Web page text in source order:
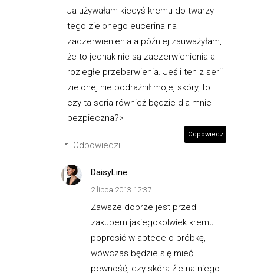
Ja używałam kiedyś kremu do twarzy
tego zielonego eucerina na
zaczerwienienia a później zauważyłam,
że to jednak nie są zaczerwienienia a
rozległe przebarwienia. Jeśli ten z serii
zielonej nie podrażnił mojej skóry, to
czy ta seria również będzie dla mnie
bezpieczna?>
Odpowiedz
Odpowiedzi
DaisyLine
2 lipca 2013 12:37
Zawsze dobrze jest przed
zakupem jakiegokolwiek kremu
poprosić w aptece o próbkę,
wówczas będzie się mieć
pewność, czy skóra źle na niego